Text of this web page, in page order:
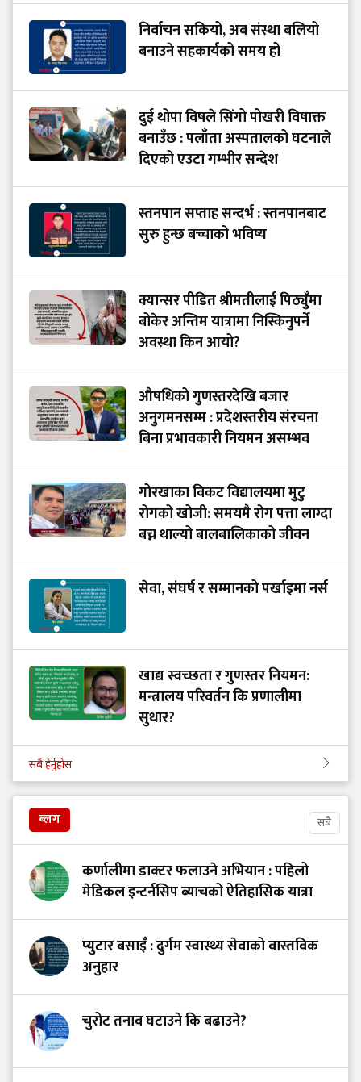
निर्वाचन सकियो, अब संस्था बलियो
बनाउने सहकार्यको समय हो
दुई थोपा विषले सिंगो पोखरी विषाक्त
बनाउँछ : पलाँता अस्पतालको घटनाले
दिएको एउटा गम्भीर सन्देश
स्तनपान सप्ताह सन्दर्भ : स्तनपानबाट
सुरु हुन्छ बच्चाको भविष्य
क्यान्सर पीडित श्रीमतीलाई पिठ्युँमा
बोकेर अन्तिम यात्रामा निस्किनुपर्ने
अवस्था किन आयो?
औषधिको गुणस्तरदेखि बजार
अनुगमनसम्म : प्रदेशस्तरीय संरचना
बिना प्रभावकारी नियमन असम्भव
गोरखाका विकट विद्यालयमा मुटु
रोगको खोजी: समयमै रोग पत्ता लाग्दा
बच्न थाल्यो बालबालिकाको जीवन
सेवा, संघर्ष र सम्मानको पर्खाइमा नर्स
खाद्य स्वच्छता र गुणस्तर नियमन:
मन्त्रालय परिवर्तन कि प्रणालीमा
सुधार?
सबै हेर्नुहोस
ब्लग सबै
कर्णालीमा डाक्टर फलाउने अभियान : पहिलो
मेडिकल इन्टर्नसिप ब्याचको ऐतिहासिक यात्रा
प्युटार बसाइँ : दुर्गम स्वास्थ्य सेवाको वास्तविक
अनुहार
चुरोट तनाव घटाउने कि बढाउने?